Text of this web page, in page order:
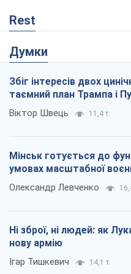
Rest
Думки
Збіг інтересів двох
таємний план Трампа і
Віктор Швець 11,4 т.
Мінськ готується до
умовах масштабної
Олександр Левченко
Ні зброї, ні людей: як
нову армію
Ігар Тишкевич 14,1 т.